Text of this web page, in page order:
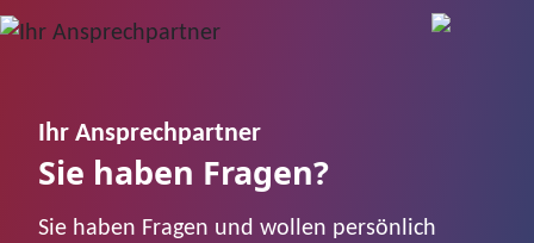
Ihr Ansprechpartner
Sie haben Fragen?
Sie haben Fragen und wollen persönlich